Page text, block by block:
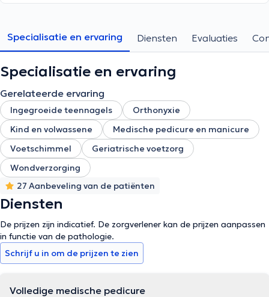
Specialisatie en ervaring Diensten Evaluaties
Specialisatie en ervaring
Gerelateerde ervaring
Ingegroeide teennagels
Orthonyxie
Kind en volwassene
Medische pedicure en manicure
Voetschimmel
Geriatrische voetzorg
Wondverzorging
27 Aanbeveling van de patiënten
Diensten
De prijzen zijn indicatief. De zorgverlener kan de prijzen aanpassen
in functie van de pathologie.
Schrijf u in om de prijzen te zien
Volledige medische pedicure